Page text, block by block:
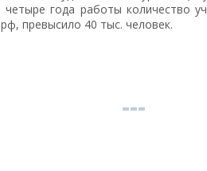
года работы количество
превысило 40 тыс. человек.